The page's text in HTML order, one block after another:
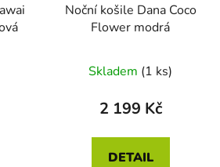
Noční košile Dana Coco
Flower modrá
Skladem (1 ks)
2 199 Kč
DETAIL